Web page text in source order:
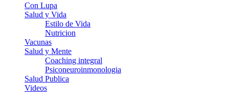
Con Lupa
Salud y Vida
Estilo de Vida
Nutricion
Vacunas
Salud y Mente
Coaching integral
Psiconeuroinmonologia
Salud Publica
Videos